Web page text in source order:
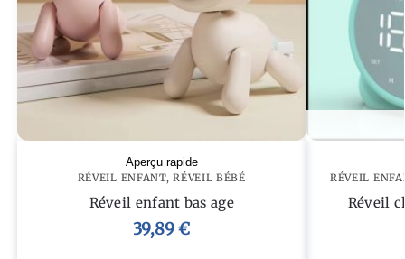
Aperçu rapide
RÉVEIL ENFANT,RÉVEIL BÉBÉ
Réveil enfant bas age
39,89€
RÉVEIL
Réveil